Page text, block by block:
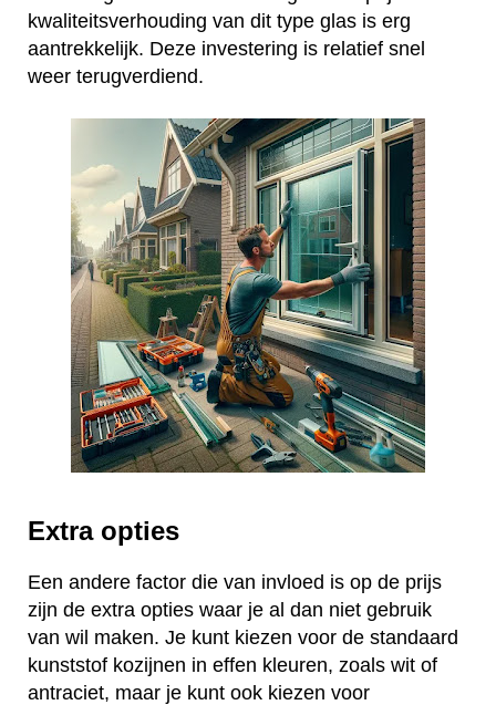
kwaliteitsverhouding van dit type glas is erg
aantrekkelijk. Deze investering is relatief snel
weer terugverdiend.
Extra opties
Een andere factor die van invloed is op de prijs
zijn de extra opties waar je al dan niet gebruik
van wil maken. Je kunt kiezen voor de standaard
kunststof kozijnen in effen kleuren, zoals wit of
antraciet, maar je kunt ook kiezen voor